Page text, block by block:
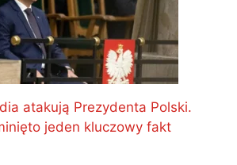
atakują Prezydenta Polski.
jeden kluczowy fakt